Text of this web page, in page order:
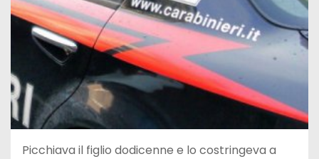
Picchiava il figlio dodicenne e lo costringeva a